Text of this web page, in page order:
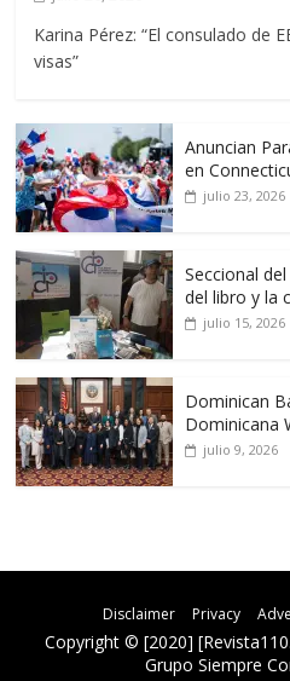
Karina Pérez: “El consulado de
visas”
Anuncian
en
julio 23, 2026
Seccional
del libro y la
julio 15, 2026
Dominican
Dominicana
julio 9, 2026
Disclaimer Privacy
Copyright © [2020]
Grupo Siempre